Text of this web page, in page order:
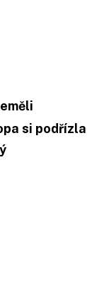
si podřízla